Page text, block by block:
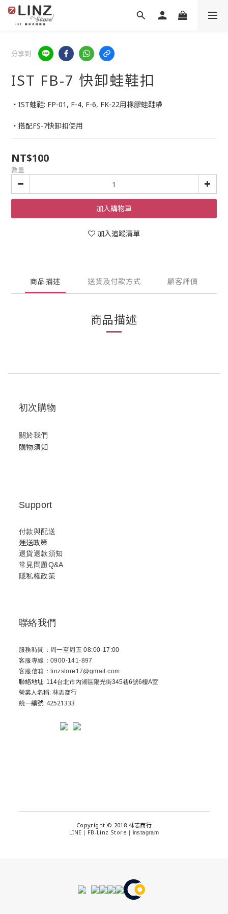
分享到
IST FB-7 快卸蛙鞋扣
・﻿IST蛙鞋: FP-01, F-4, F-6, FK-22用橡膠蛙鞋帶
・搭配FS-7快卸扣使用
NT$100
數量
加入購物車
加入追蹤清單
商品描述 送貨及付款方式 顧客評價
商品描述
初次購物
關於我們
購物須知
Support
付款與配送
運送政策
退貨退款須知
常見問題Q&A
隱私權政策
聯絡我們
服務時間：周一至周五 08:00-17:00
客服專線：0900-141-897
客服信箱：linzstore17@gmail.com
聯絡地址: 114台北市內湖區陽光街345巷6號6樓A室
營業人名稱: 林志商行
統一編號: 42521333
Copyright © 2018 林志商行
LINE
FB-Linz Store instagram